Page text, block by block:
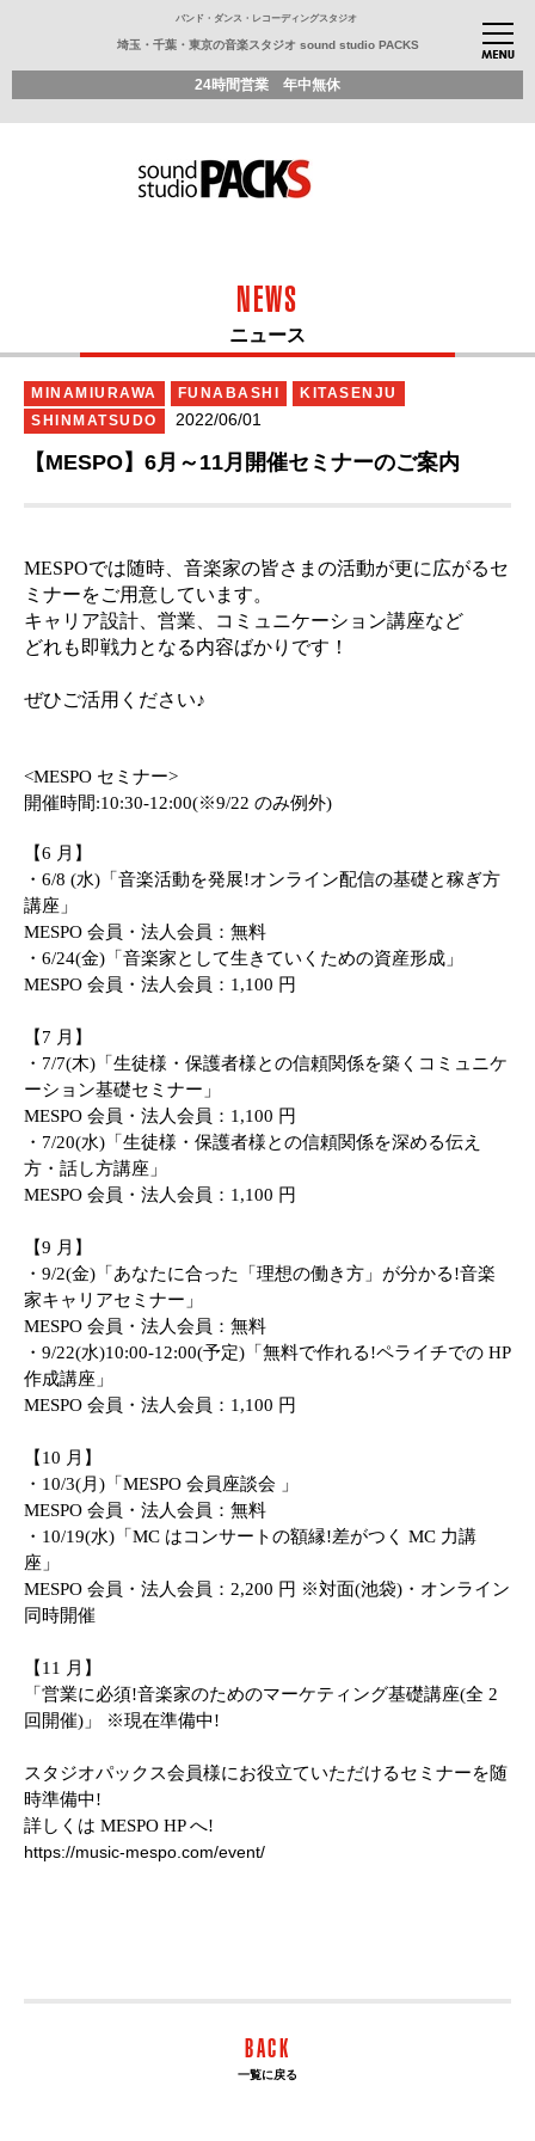
バンド・ダンス・レコーディングスタジオ
埼玉・千葉・東京の音楽スタジオ sound studio PACKS
24時間営業 年中無休
NEWS
ニュース
MINAMIURAWA FUNABASHI
KITASENJU
SHINMATSUDO
2022/06/01
【MESPO】6月～11月開催セミナーのご案内
MESPOでは随時、音楽家の皆さまの活動が更に広がるセ
ミナーをご用意しています。
キャリア設計、営業、コミュニケーション講座など
どれも即戦力となる内容ばかりです！
ぜひご活用ください♪
<MESPO セミナー>
開催時間:10:30-12:00(※9/22 のみ例外)
【6 月】
・ 6/8 (水) 「音楽活動を発展!オンライン配信の基礎と稼ぎ方
講座」
MESPO 会員・法人会員：無料
・ 6/24(金) 「音楽家として生きていくための資産形成」
MESPO 会員・法人会員： 1,100 円
【 7 月】
・ 7/7(木) 「生徒様・保護者様との信頼関係を築くコミュニケ
ーション基礎セミナー」
MESPO 会員 ・法人会員： 1,100 円
・ 7/20(水) 「生徒様・保護者様との信頼関係を深める伝え
方・話し方講座」
MESPO 会員・法人会員： 1,100 円
【9 月】
・ 9/2(金) 「あなたに合った「理想の働き方」が分かる!音楽
家キャリアセミナー」
MESPO 会員・法人会員：無料
・ 9/22(水)10:00-12:00(予定)「無料で作れる!ペライチでの HP
作成講座」
MESPO 会員・法人会員： 1,100 円
【 10 月】
・ 10/3(月 ) 「 MESPO 会員座談会 」
MESPO 会員・法人会員：無料
・ 10/19(水) 「 MC はコンサートの額縁!差がつく MC 力講
座」
MESPO 会員・法人会員： 2,200 円 ※対面(池袋)・オンライン
同時開催
【 11
月】
「営業に必須!音楽家のためのマーケティング基礎講座(全 2
回開催)」 ※現在準備中!
スタジオパックス会員様にお役立ていただけるセミナーを随
時準備中!
詳しくは MESPO HPへ!
https://music-mespo.com/event/
BACK
一覧に戻る